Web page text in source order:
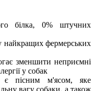
білка, 0% штучних
найкращих фермерських
зменшити неприємні
у собак
є пісним м'ясом, яке